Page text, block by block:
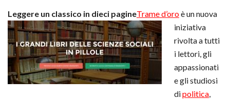
Leggere un classico in dieci pagineTrame d’oroè un nuova
iniziativa
rivolta a tutti
i lettori, gli
appassionati
e gli studiosi
dipolitica